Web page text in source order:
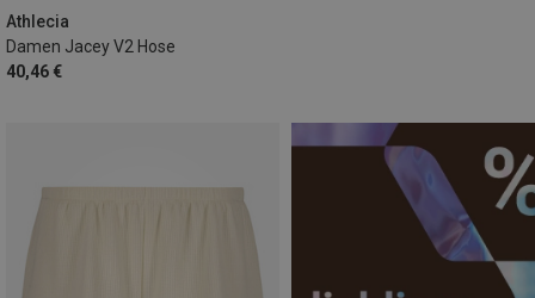
Athlecia
Damen Jacey V2 Hose
40,46 €
3XL